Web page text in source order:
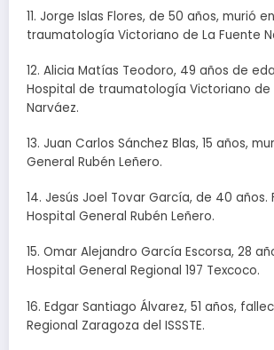
11. Jorge Islas Flores, de 50 años, murió
traumatología Victoriano de La Fuente
12. Alicia Matías Teodoro, 49 años de
Hospital de traumatología Victoriano de
Narváez.
13. Juan Carlos Sánchez Blas, 15 años,
General Rubén Leñero.
14. Jesús Joel Tovar García, de 40 años.
Hospital General Rubén Leñero.
15. Omar Alejandro García Escorsa, 28
Hospital General Regional 197 Texcoco.
16. Edgar Santiago Álvarez, 51 años,
Regional Zaragoza del ISSSTE.